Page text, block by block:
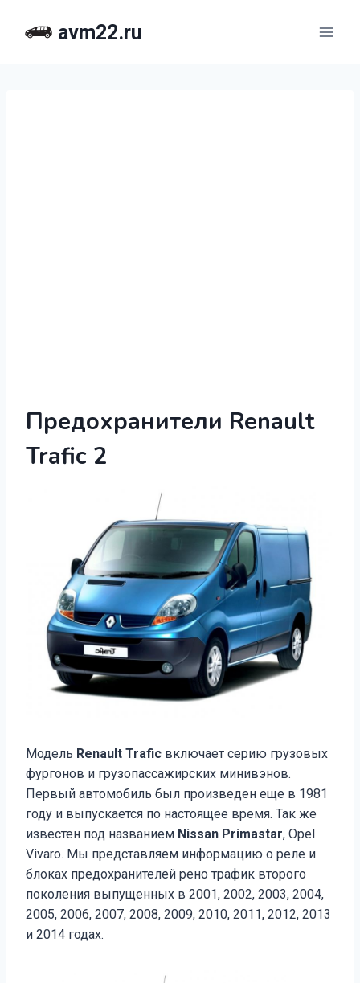
avm22.ru
Предохранители Renault
Trafic 2
Модель Renault Trafic включает серию грузовых
фургонов и грузопассажирских минивэнов.
Первый автомобиль был произведен еще в 1981
году и выпускается по настоящее время. Так же
известен под названием Nissan Primastar, Opel
Vivaro. Мы представляем информацию о реле и
блоках предохранителей рено трафик второго
поколения выпущенных в 2001, 2002, 2003, 2004,
2005, 2006, 2007, 2008, 2009, 2010, 2011, 2012, 2013
и 2014 годах.